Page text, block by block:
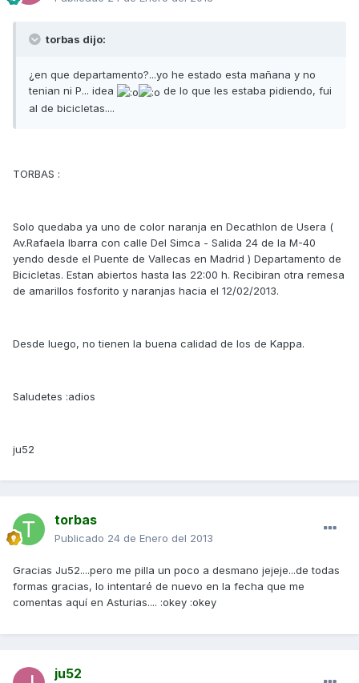
torbas dijo:
¿en que departamento?...yo he estado esta mañana y no
tenian ni P... idea
de lo que les estaba pidiendo, fui
al de bicicletas....
TORBAS :
Solo quedaba ya uno de color naranja en Decathlon de Usera (
Av.Rafaela Ibarra con calle Del Simca - Salida 24 de la M-40
yendo desde el Puente de Vallecas en Madrid ) Departamento de
Bicicletas. Estan abiertos hasta las 22:00 h. Recibiran otra remesa
de amarillos fosforito y naranjas hacia el 12/02/2013.
Desde luego, no tienen la buena calidad de los de Kappa.
Saludetes :adios
ju52
torbas
Publicado 24 de Enero del 2013
Gracias Ju52....pero me pilla un poco a desmano jejeje...de todas
formas gracias, lo intentaré de nuevo en la fecha que me
comentas aquí en Asturias.... :okey :okey
ju52